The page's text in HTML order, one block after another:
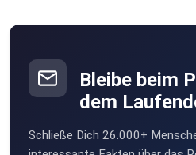
Bleibe beim
dem
Schließe Dich 26.000+